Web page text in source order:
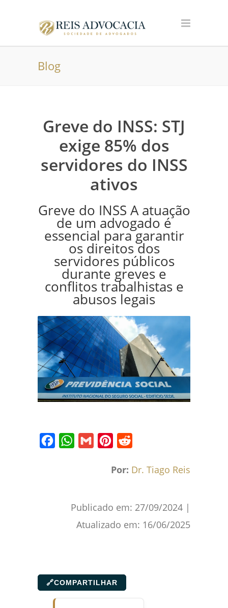
Blog
Greve do INSS: STJ
exige 85% dos
servidores do INSS
ativos
Greve do INSS A atuação
de um advogado é
essencial para garantir
os direitos dos
servidores públicos
durante greves e
conflitos trabalhistas e
abusos legais
FacebookWhatsApp
Gmail Pinterest
Por: Dr. Tiago Reis
Publicado em: 27/09/2024 |
Atualizado em: 16/06/2025
🔗COMPARTILHAR